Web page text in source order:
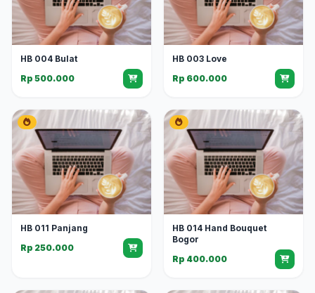
HB 004 Bulat
Rp 500.000
HB 003 Love
Rp 600.000
HB 011 Panjang
Rp 250.000
HB 014 Hand Bouquet
Bogor
Rp 400.000